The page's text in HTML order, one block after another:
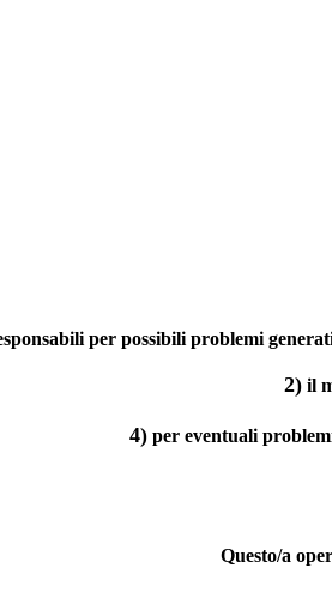
per possibili problemi
2) il
4) per eventuali
Questo/a